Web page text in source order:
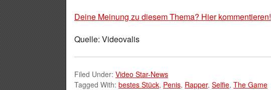
Deine Meinung zu diesem Thema? Hier kommentieren!
Quelle: Videovalis
Filed Under: Video Star-News
Tagged With: bestes Stück, Penis, Rapper, Selfie, The Game